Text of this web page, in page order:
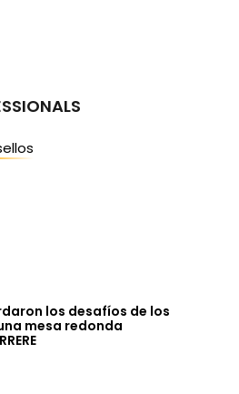
los desafíos de los
mesa redonda